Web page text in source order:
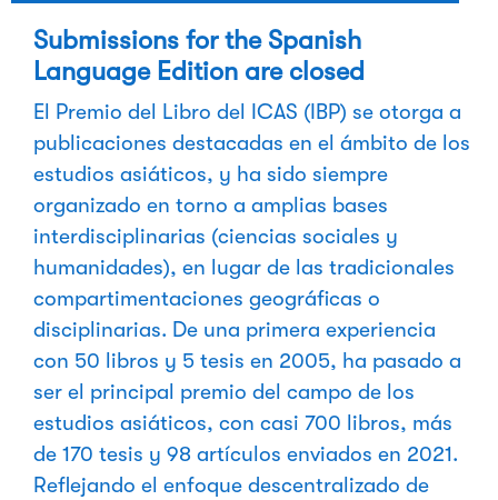
Submissions for the Spanish
Language Edition are closed
El Premio del Libro del ICAS (IBP) se otorga a
publicaciones destacadas en el ámbito de los
estudios asiáticos, y ha sido siempre
organizado en torno a amplias bases
interdisciplinarias (ciencias sociales y
humanidades), en lugar de las tradicionales
compartimentaciones geográficas o
disciplinarias. De una primera experiencia
con 50 libros y 5 tesis en 2005, ha pasado a
ser el principal premio del campo de los
estudios asiáticos, con casi 700 libros, más
de 170 tesis y 98 artículos enviados en 2021.
Reflejando el enfoque descentralizado de